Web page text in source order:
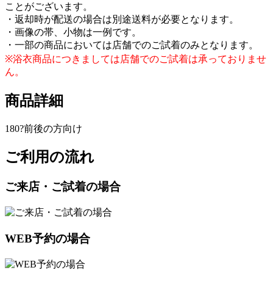
ことがございます。
・返却時が配送の場合は別途送料が必要となります。
・画像の帯、小物は一例です。
・一部の商品においては店舗でのご試着のみとなります。
※浴衣商品につきましては店舗でのご試着は承っておりませ
ん。
商品詳細
180?前後の方向け
ご利用の流れ
ご来店・ご試着の場合
WEB予約の場合